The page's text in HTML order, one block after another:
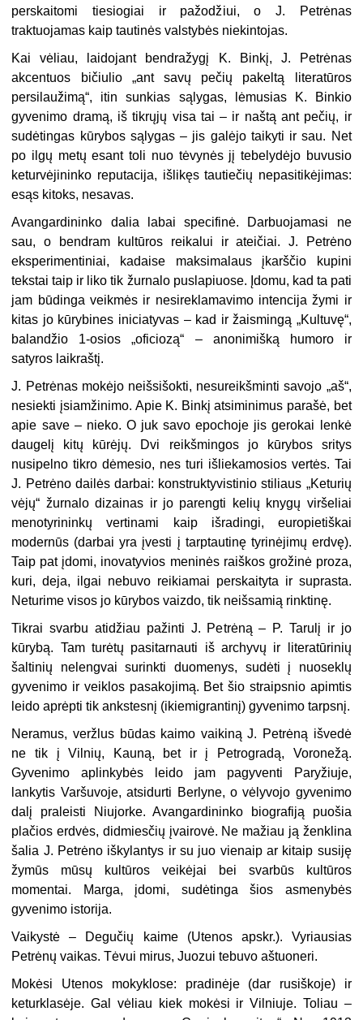
perskaitomi tiesiogiai ir pažodžiui, o J. Petrėnas
traktuojamas kaip tautinės valstybės niekintojas.
Kai vėliau, laidojant bendražygį K. Binkį, J. Petrėnas
akcentuos bičiulio „ant savų pečių pakeltą literatūros
persilaužimą“, itin sunkias sąlygas, lėmusias K. Binkio
gyvenimo dramą, iš tikrųjų visa tai – ir naštą ant pečių, ir
sudėtingas kūrybos sąlygas – jis galėjo taikyti ir sau. Net
po ilgų metų esant toli nuo tėvynės jį tebelydėjo buvusio
keturvėjininko reputacija, išlikęs tautiečių nepasitikėjimas:
esąs kitoks, nesavas.
Avangardininko dalia labai specifinė. Darbuojamasi ne
sau, o bendram kultūros reikalui ir ateičiai. J. Petrėno
eksperimentiniai, kadaise maksimalaus įkarščio kupini
tekstai taip ir liko tik žurnalo puslapiuose. Įdomu, kad ta pati
jam būdinga veikmės ir nesireklamavimo intencija žymi ir
kitas jo kūrybines iniciatyvas – kad ir žaismingą „Kultuvę“,
balandžio 1-osios „oficiozą“ – anonimišką humoro ir
satyros laikraštį.
J. Petrėnas mokėjo neišsišokti, nesureikšminti savojo „aš“,
nesiekti įsiamžinimo. Apie K. Binkį atsiminimus parašė, bet
apie save – nieko. O juk savo epochoje jis gerokai lenkė
daugelį kitų kūrėjų. Dvi reikšmingos jo kūrybos sritys
nusipelno tikro dėmesio, nes turi išliekamosios vertės. Tai
J. Petrėno dailės darbai: konstruktyvistinio stiliaus „Keturių
vėjų“ žurnalo dizainas ir jo parengti kelių knygų viršeliai
menotyrininkų vertinami kaip išradingi, europietiškai
modernūs (darbai yra įvesti į tarptautinę tyrinėjimų erdvę).
Taip pat įdomi, inovatyvios meninės raiškos grožinė proza,
kuri, deja, ilgai nebuvo reikiamai perskaityta ir suprasta.
Neturime visos jo kūrybos vaizdo, tik neišsamią rinktinę.
Tikrai svarbu atidžiau pažinti J. Petrėną – P. Tarulį ir jo
kūrybą. Tam turėtų pasitarnauti iš archyvų ir literatūrinių
šaltinių nelengvai surinkti duomenys, sudėti į nuoseklų
gyvenimo ir veiklos pasakojimą. Bet šio straipsnio apimtis
leido aprėpti tik ankstesnį (ikiemigrantinį) gyvenimo tarpsnį.
Neramus, veržlus būdas kaimo vaikiną J. Petrėną išvedė
ne tik į Vilnių, Kauną, bet ir į Petrogradą, Voronežą.
Gyvenimo aplinkybės leido jam pagyventi Paryžiuje,
lankytis Varšuvoje, atsidurti Berlyne, o vėlyvojo gyvenimo
dalį praleisti Niujorke. Avangardininko biografiją puošia
plačios erdvės, didmiesčių įvairovė. Ne mažiau ją ženklina
šalia J. Petrėno iškylantys ir su juo vienaip ar kitaip susiję
žymūs mūsų kultūros veikėjai bei svarbūs kultūros
momentai. Marga, įdomi, sudėtinga šios asmenybės
gyvenimo istorija.
Vaikystė – Degučių kaime (Utenos apskr.). Vyriausias
Petrėnų vaikas. Tėvui mirus, Juozui tebuvo aštuoneri.
Mokėsi Utenos mokyklose: pradinėje (dar rusiškoje) ir
keturklasėje. Gal vėliau kiek mokėsi ir Vilniuje. Toliau –